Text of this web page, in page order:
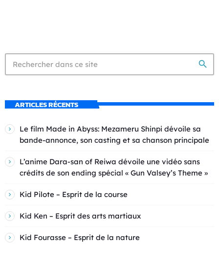
search
ARTICLES RÉCENTS
Le film Made in Abyss: Mezameru Shinpi dévoile sa
bande-annonce, son casting et sa chanson principale
L’anime Dara-san of Reiwa dévoile une vidéo sans
crédits de son ending spécial « Gun Valsey’s Theme »
Kid Pilote – Esprit de la course
Kid Ken – Esprit des arts martiaux
Kid Fourasse – Esprit de la nature